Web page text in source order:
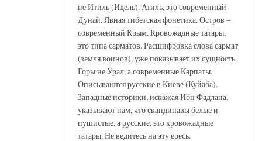
не Итиль (Идель). Атиль, это современный
Дунай. Явная тибетская фонетика. Остров –
современный Крым. Кровожадные татары,
это типа сарматов. Расшифровка слова сармат
(земля воинов), уже показывает их сущность.
Горы не Урал, а современные Карпаты.
Описываются русские в Киеве (Куйаба).
Западные историки, искажая Ибн Фадлана,
указывают нам, что скандинавы белые и
пушистые, а русские, это кровожадные
татары. Не ведитесь на эту ересь.